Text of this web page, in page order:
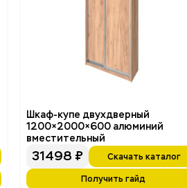
Шкаф-купе двухдверный
1200×2000×600 алюминий
вместительный
31498 ₽ Скачать каталог
Получить гайд